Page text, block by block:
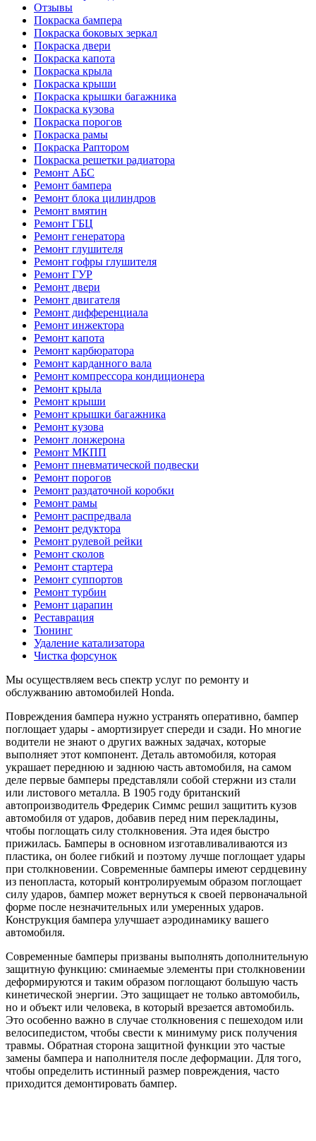
Отзывы
Покраска бампера
Покраска боковых зеркал
Покраска двери
Покраска капота
Покраска крыла
Покраска крыши
Покраска крышки багажника
Покраска кузова
Покраска порогов
Покраска рамы
Покраска Раптором
Покраска решетки радиатора
Ремонт АБС
Ремонт бампера
Ремонт блока цилиндров
Ремонт вмятин
Ремонт ГБЦ
Ремонт генератора
Ремонт глушителя
Ремонт гофры глушителя
Ремонт ГУР
Ремонт двери
Ремонт двигателя
Ремонт дифференциала
Ремонт инжектора
Ремонт капота
Ремонт карбюратора
Ремонт карданного вала
Ремонт компрессора кондиционера
Ремонт крыла
Ремонт крыши
Ремонт крышки багажника
Ремонт кузова
Ремонт лонжерона
Ремонт МКПП
Ремонт пневматической подвески
Ремонт порогов
Ремонт раздаточной коробки
Ремонт рамы
Ремонт распредвала
Ремонт редуктора
Ремонт рулевой рейки
Ремонт сколов
Ремонт стартера
Ремонт суппортов
Ремонт турбин
Ремонт царапин
Реставрация
Тюнинг
Удаление катализатора
Чистка форсунок
Мы осуществляем весь спектр услуг по ремонту и
обслужванию автомобилей Honda.
Повреждения бампера нужно устранять оперативно, бампер
поглощает удары - амортизирует спереди и сзади. Но многие
водители не знают о других важных задачах, которые
выполняет этот компонент. Деталь автомобиля, которая
украшает переднюю и заднюю часть автомобиля, на самом
деле первые бамперы представляли собой стержни из стали
или листового металла. В 1905 году британский
автопроизводитель Фредерик Симмс решил защитить кузов
автомобиля от ударов, добавив перед ним перекладины,
чтобы поглощать силу столкновения. Эта идея быстро
прижилась. Бамперы в основном изготавливаливаются из
пластика, он более гибкий и поэтому лучше поглощает удары
при столкновении. Современные бамперы имеют сердцевину
из пенопласта, который контролируемым образом поглощает
силу ударов, бампер может вернуться к своей первоначальной
форме после незначительных или умеренных ударов.
Конструкция бампера улучшает аэродинамику вашего
автомобиля.
Современные бамперы призваны выполнять дополнительную
защитную функцию: сминаемые элементы при столкновении
деформируются и таким образом поглощают большую часть
кинетической энергии. Это защищает не только автомобиль,
но и объект или человека, в который врезается автомобиль.
Это особенно важно в случае столкновения с пешеходом или
велосипедистом, чтобы свести к минимуму риск получения
травмы. Обратная сторона защитной функции это частые
замены бампера и наполнителя после деформации. Для того,
чтобы определить истинный размер повреждения, часто
приходится демонтировать бампер.